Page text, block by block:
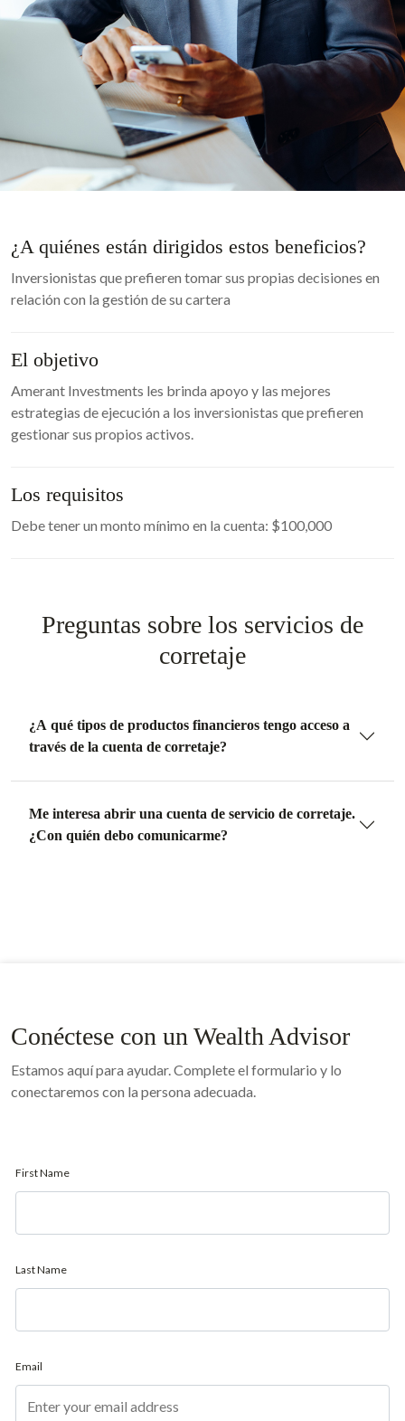
¿A quiénes están dirigidos estos beneficios?
Inversionistas que prefieren tomar sus propias decisiones en
relación con la gestión de su cartera
El objetivo
Amerant Investments les brinda apoyo y las mejores
estrategias de ejecución a los inversionistas que prefieren
gestionar sus propios activos.
Los requisitos
Debe tener un monto mínimo en la cuenta: $100,000
Preguntas sobre los servicios de
corretaje
¿A qué tipos de productos financieros tengo acceso a
través de la cuenta de corretaje?
Me interesa abrir una cuenta de servicio de corretaje.
¿Con quién debo comunicarme?
Conéctese con un Wealth Advisor
Estamos aquí para ayudar. Complete el formulario y lo
conectaremos con la persona adecuada.
First Name
Last Name
Email